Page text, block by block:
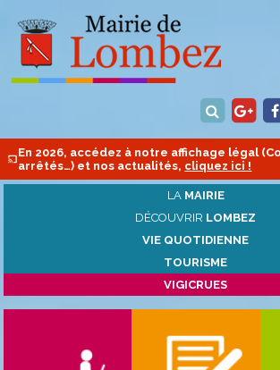
En 2026, accédez à notre affichage légal
arrêtés…) et nos actualités, cliquez ici !
LA MAIRIE
DÉCOUVRIR LOMBEZ
VIE QUOTIDIENNE
TOURISME
VIGICRUES